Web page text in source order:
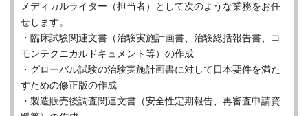
メディカルライター（担当者）として次のような業務をお任
せします。
・臨床試験関連文書（治験実施計画書、治験総括報告書、コ
モンテクニカルドキュメント等）の作成
・グローバル試験の治験実施計画書に対して日本要件を満た
すための修正版の作成
・製造販売後調査関連文書（安全性定期報告、再審査申請資